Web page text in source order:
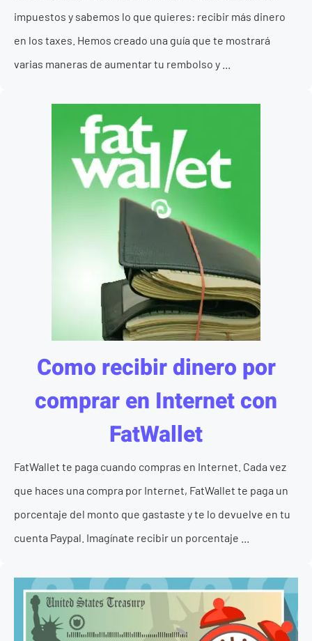
impuestos y sabemos lo que quieres: recibir más dinero
en los taxes. Hemos creado una guía que te mostrará
varias maneras de aumentar tu rembolso y ...
Como recibir dinero por
comprar en Internet con
FatWallet
FatWallet te paga cuando compras en Internet. Cada vez
que haces una compra por Internet, FatWallet te paga un
porcentaje del monto que gastaste y te lo devuelve en tu
cuenta Paypal. Imagínate recibir un porcentaje ...